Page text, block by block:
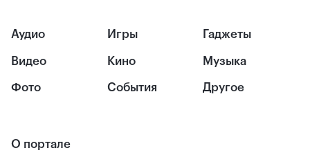
Аудио
Видео
Фото
Игры
Кино
События
Гаджеты
Музыка
Другое
О портале